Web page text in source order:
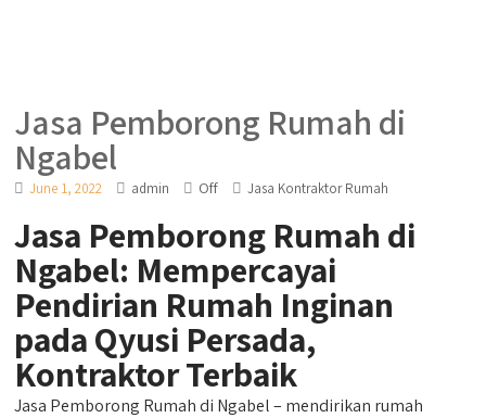
Jasa Pemborong Rumah di
Ngabel
June 1, 2022 admin Off Jasa Kontraktor Rumah
Jasa Pemborong Rumah di
Ngabel: Mempercayai
Pendirian Rumah Inginan
pada Qyusi Persada,
Kontraktor Terbaik
Jasa Pemborong Rumah di Ngabel – mendirikan rumah